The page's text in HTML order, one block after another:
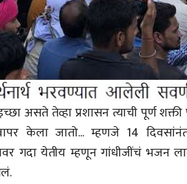
असते तेव्हा प्रशासन त्याची पूर्ण
वापर केला जातो... म्हणजे 14
गदा येतीय म्हणून गांधीजींचं भजन